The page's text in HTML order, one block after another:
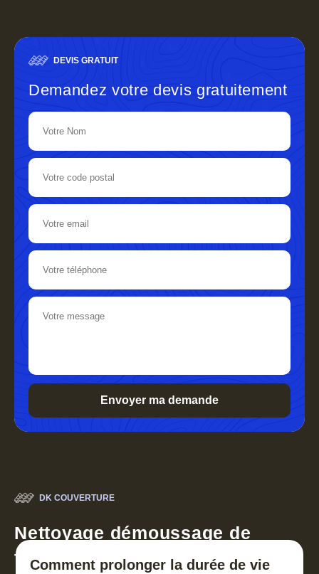
DEVIS GRATUIT
Demandez votre devis gratuitement
DK COUVERTURE
Nettoyage démoussage de
toiture 30
Comment prolonger la durée de vie